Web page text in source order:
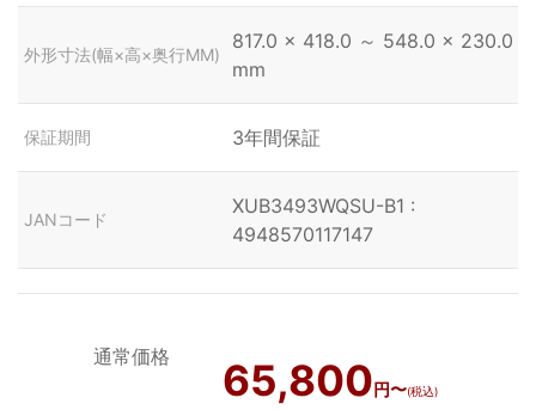
外形寸法(幅×高×奥行MM)
817.0 × 418.0 ～ 548.0 × 230.0
mm
保証期間 3年間保証
JANコード
XUB3493WQSU-B1 :
4948570117147
通常価格 65,800円〜(税込)